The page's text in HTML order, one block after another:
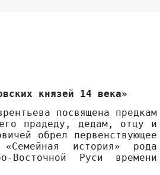
князей 14 века»
посвящена предкам
прадеду, дедам, отцу и
обрел первенствующее
история» рода
Восточной Руси времени